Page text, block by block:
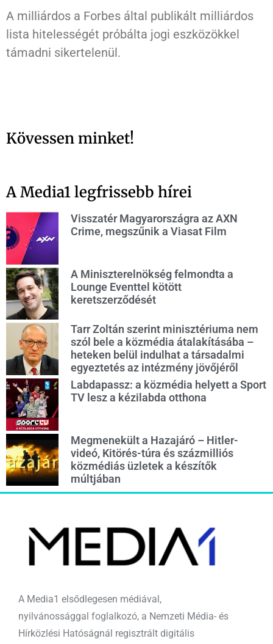
A milliárdos a Forbes által publikált milliárdos
lista hitelességét próbálta jogi eszközökkel
támadni sikertelenül.
Kövessen minket!
A Media1 legfrissebb hírei
Visszatér Magyarországra az AXN
Crime, megszűnik a Viasat Film
A Miniszterelnökség felmondta a
Lounge Eventtel kötött
keretszerződését
Tarr Zoltán szerint minisztériuma nem
szól bele a közmédia átalakításába –
heteken belül indulhat a társadalmi
egyeztetés az intézmény jövőjéről
Labdapassz: a közmédia helyett a Sport
TV lesz a kézilabda otthona
Megmenekült a Hazajáró – Hitler-
videó, Kitörés-túra és százmilliós
közmédiás üzletek a készítők
múltjában
A Media1 elsődlegesen médiával,
nyilvánossággal foglalkozó, a Nemzeti Média- és
Hírközlési Hatóságnál regisztrált digitális